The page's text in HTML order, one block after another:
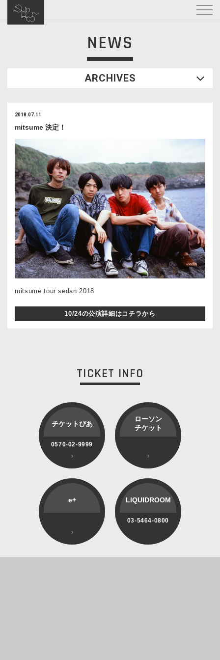
NEWS
ARCHIVES
2018.07.11
mitsume 決定！
mitsume tour sedan 2018
10/24の公演詳細はコチラから
TICKET INFO
チケットぴあ
0570-02-9999
ローソン
チケット
e+ LIQUIDROOM
03-5464-0800